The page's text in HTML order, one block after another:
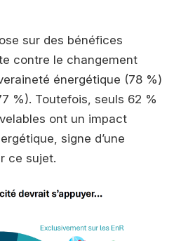
sur des bénéfices
contre le changement
énergétique (78 %)
%). Toutefois, seuls 62 %
ont un impact
signe d’une
ce sujet.